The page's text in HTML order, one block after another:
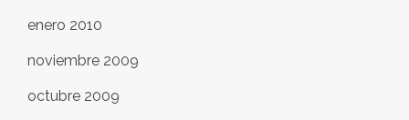
enero 2010
noviembre 2009
octubre 2009